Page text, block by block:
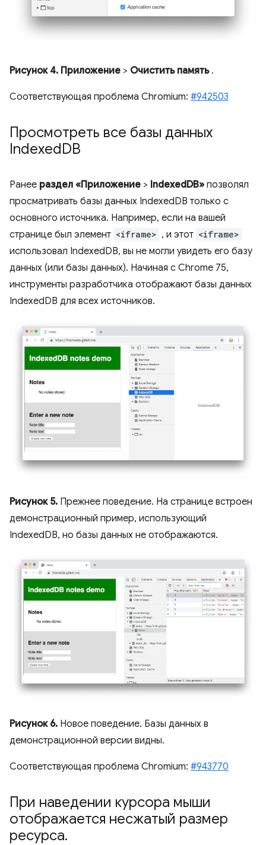
Рисунок 4. Приложение > Очистить память.
Соответствующая проблема Chromium: #942503
Просмотреть все базы данных
IndexedDB
Ранее раздел «Приложение > IndexedDB» позволял
просматривать базы данных IndexedDB только с
основного источника. Например, если на вашей
странице был элемент <iframe> , и этот <iframe>
использовал IndexedDB, вы не могли увидеть его базу
данных (или базы данных). Начиная с Chrome 75,
инструменты разработчика отображают базы данных
IndexedDB для всех источников.
Рисунок 5. Прежнее поведение. На странице встроен
демонстрационный пример, использующий
IndexedDB, но базы данных не отображаются.
Рисунок 6. Новое поведение. Базы данных в
демонстрационной версии видны.
Соответствующая проблема Chromium: #943770
При наведении курсора мыши
отображается несжатый размер
ресурса.